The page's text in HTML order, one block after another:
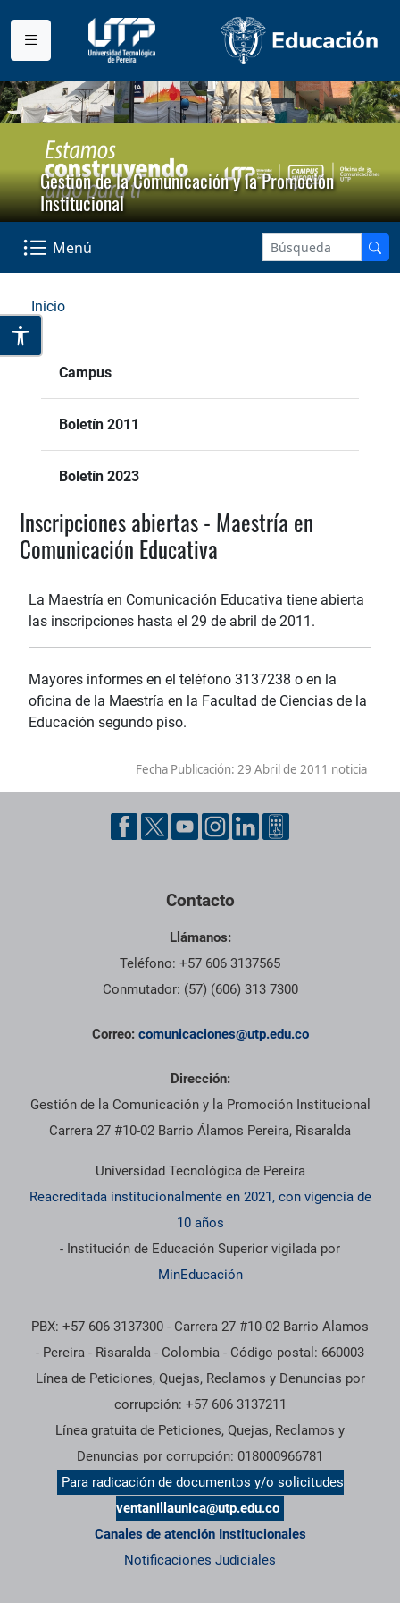
Gestión de la Comunicación y la Promoción
Institucional
Menú
Inicio
Campus
Boletín 2011
Boletín 2023
Inscripciones abiertas - Maestría en
Comunicación Educativa
La Maestría en Comunicación Educativa tiene abierta
las inscripciones hasta el 29 de abril de 2011.
Mayores informes en el teléfono 3137238 o en la
oficina de la Maestría en la Facultad de Ciencias de la
Educación segundo piso.
Fecha Publicación: 29 Abril de 2011 noticia
Contacto
Llámanos:
Teléfono: +57 606 3137565
Conmutador: (57) (606) 313 7300
Correo: comunicaciones@utp.edu.co
Dirección:
Gestión de la Comunicación y la Promoción Institucional
Carrera 27 #10-02 Barrio Álamos Pereira, Risaralda
Universidad Tecnológica de Pereira
Reacreditada institucionalmente en 2021, con vigencia de
10 años
- Institución de Educación Superior vigilada por
MinEducación
PBX: +57 606 3137300 - Carrera 27 #10-02 Barrio Alamos
- Pereira - Risaralda - Colombia - Código postal: 660003
Línea de Peticiones, Quejas, Reclamos y Denuncias por
corrupción: +57 606 3137211
Línea gratuita de Peticiones, Quejas, Reclamos y
Denuncias por corrupción: 018000966781
Para radicación de documentos y/o solicitudes
ventanillaunica@utp.edu.co
Canales de atención Institucionales
Notificaciones Judiciales